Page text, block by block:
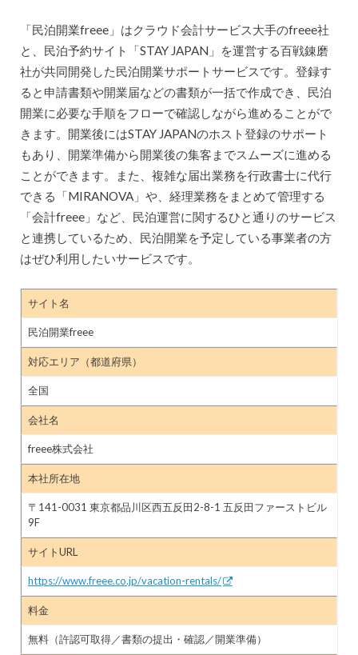
「民泊開業freee」はクラウド会計サービス大手のfreee社
と、民泊予約サイト「STAY JAPAN」を運営する百戦錬磨
社が共同開発した民泊開業サポートサービスです。登録す
ると申請書類や開業届などの書類が一括で作成でき、民泊
開業に必要な手順をフローで確認しながら進めることがで
きます。開業後にはSTAY JAPANのホスト登録のサポート
もあり、開業準備から開業後の集客までスムーズに進める
ことができます。また、複雑な届出業務を行政書士に代行
できる「MIRANOVA」や、経理業務をまとめて管理する
「会計freee」など、民泊運営に関するひと通りのサービス
と連携しているため、民泊開業を予定している事業者の方
はぜひ利用したいサービスです。
サイト名
民泊開業freee
対応エリア（都道府県）
全国
会社名
freee株式会社
本社所在地
〒141-0031 東京都品川区西五反田2-8-1 五反田ファーストビル
9F
サイトURL
https://www.freee.co.jp/vacation-rentals/
料金
無料（許認可取得／書類の提出・確認／開業準備）